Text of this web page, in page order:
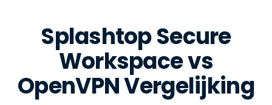
Splashtop Secure
Workspace vs
OpenVPN Vergelijking